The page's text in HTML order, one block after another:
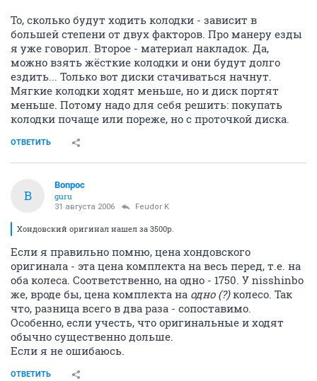
То, сколько будут ходить колодки - зависит в
большей степени от двух факторов. Про манеру езды
я уже говорил. Второе - материал накладок. Да,
можно взять жёсткие колодки и они будут долго
ездить... Только вот диски стачиваться начнут.
Мягкие колодки ходят меньше, но и диск портят
меньше. Потому надо для себя решить: покупать
колодки почаще или пореже, но с проточкой диска.
ОТВЕТИТЬ
B
Bonpoc
guru
31 августа 2006 Feudor K
Хондовский оригинал нашел за 3500р.
Если я правильно помню, цена хондовского
оригинала - эта цена комплекта на весь перед, т.е. на
оба колеса. Соответственно, на одно - 1750. У nisshinbo
же, вроде бы, цена комплекта на одно (?)колесо. Так
что, разница всего в два раза - сопоставимо.
Особенно, если учесть, что оригинальные и ходят
обычно существенно дольше.
Если я не ошибаюсь.
ОТВЕТИТЬ